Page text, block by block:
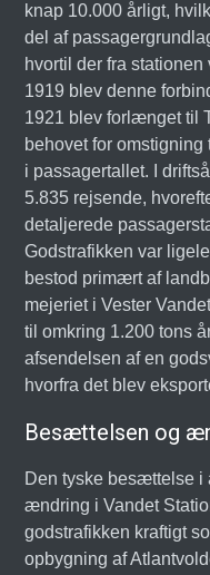
knap 10.000 årligt,
del af
hvortil der fra stationen
1919 blev denne
1921 blev forlænget til
behovet for omstigning
i passagertallet. I
5.835 rejsende,
detaljerede
Godstrafikken var
bestod primært af
mejeriet i Vester
til omkring 1.200 tons
afsendelsen af en
hvorfra det blev
Besættelsen og
Den tyske besættelse i
ændring i Vandet
godstrafikken kraftigt
opbygning af